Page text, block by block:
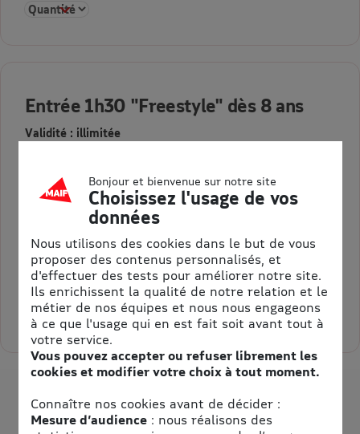
Sélectionner la quantité pour Entrée Kids 1h 2-7ans
Entrée 1h30 "Freestyle" dès 8 ans
Validité : illimitée
E-billet BAM Freesports Villard de Lans - Entrée 1h30
11,00 €
Au lieu de 13,00 €
= 2,00 € d’économie
Sélectionner la quantité pour Entrée 1h30 "Freestyle" dès 8
Bonjour et bienvenue sur notre site
Choisissez l'usage de vos
données
Nous utilisons des cookies dans le but de vous
proposer des contenus personnalisés, et
d'effectuer des tests pour améliorer notre site.
Ils enrichissent la qualité de notre relation et le
métier de nos équipes et nous nous engageons
à ce que l'usage qui en est fait soit avant tout à
votre service.
Vous pouvez accepter ou refuser librement les
cookies et modifier votre choix à tout moment.
Connaître nos cookies avant de décider :
Mesure d’audience: nous réalisons des